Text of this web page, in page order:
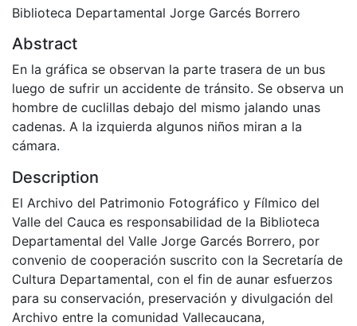
Biblioteca Departamental Jorge Garcés Borrero
Abstract
En la gráfica se observan la parte trasera de un bus
luego de sufrir un accidente de tránsito. Se observa un
hombre de cuclillas debajo del mismo jalando unas
cadenas. A la izquierda algunos niños miran a la
cámara.
Description
El Archivo del Patrimonio Fotográfico y Fílmico del
Valle del Cauca es responsabilidad de la Biblioteca
Departamental del Valle Jorge Garcés Borrero, por
convenio de cooperación suscrito con la Secretaría de
Cultura Departamental, con el fin de aunar esfuerzos
para su conservación, preservación y divulgación del
Archivo entre la comunidad Vallecaucana,